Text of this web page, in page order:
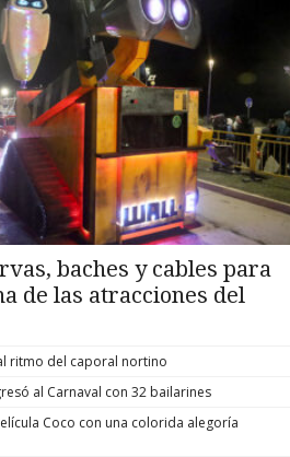
baches y cables para
de las atracciones del
ritmo del caporal nortino
al Carnaval con 32 bailarines
Coco con una colorida alegoría